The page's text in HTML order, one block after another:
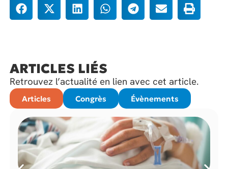
ARTICLES LIÉS
Retrouvez l’actualité en lien avec cet article.
Articles Congrès Évènements